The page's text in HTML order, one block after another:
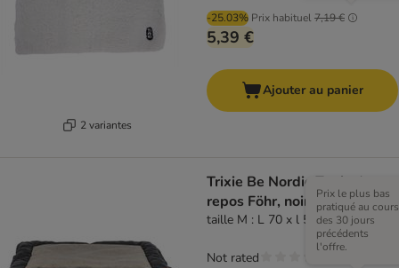
2 variantes
-25.03% Prix habituel7,19 €
5,39 €
Ajouter au panier
Trixie Be Nordic Tapis de
repos Föhr, noir/sable
taille M : L 70 x l 55 cm
Prix le plus bas
pratiqué au cours
des 30 jours
précédents
l'offre.
Not rated